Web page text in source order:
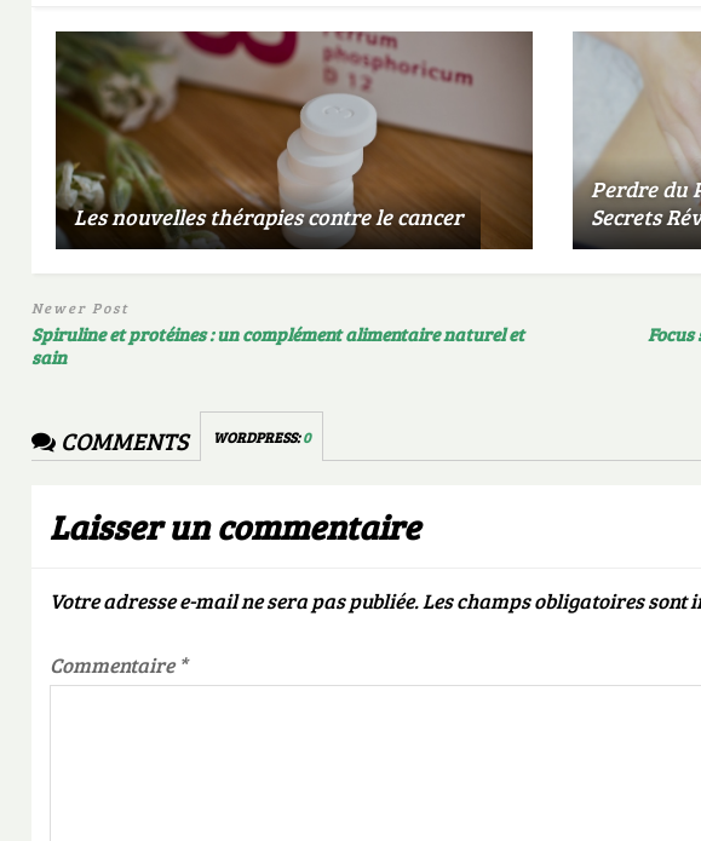
Les nouvelles thérapies contre le cancer
Perdre du
Secrets
Newer Post
Spiruline et protéines : un complément alimentaire naturel et
sain
Focus
COMMENTS WORDPRESS:0
Laisser un commentaire
Votre adresse e-mail ne sera pas publiée.Les champs obligatoires sont
Commentaire*